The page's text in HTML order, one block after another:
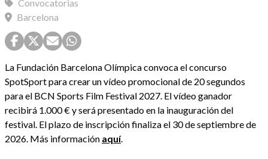
Convocatorias
Barcelona
La Fundación Barcelona Olímpica convoca el concurso
SpotSport para crear un vídeo promocional de 20 segundos
para el BCN Sports Film Festival 2027. El vídeo ganador
recibirá 1.000 € y será presentado en la inauguración del
festival. El plazo de inscripción finaliza el 30 de septiembre de
2026. Más información aquí.